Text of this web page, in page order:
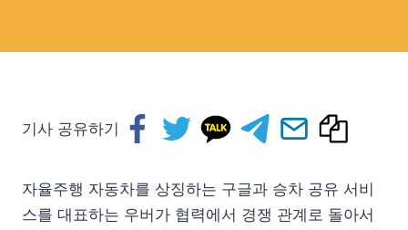
기사 공유하기
자율주행 자동차를 상징하는 구글과 승차 공유 서비
스를 대표하는 우버가 협력에서 경쟁 관계로 돌아서